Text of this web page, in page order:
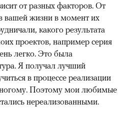
от разных факторов. От
вашей жизни в момент их
какого результата
проектов, например серия
легко. Это была
Я получал лучший
в процессе реализации
Поэтому мои любимые
нереа­лизованными.